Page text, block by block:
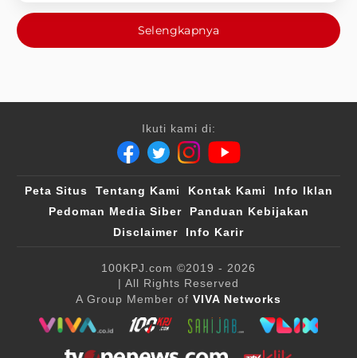
Selengkapnya
Ikuti kami di:
Peta Situs Tentang Kami Kontak Kami
Info Iklan
Pedoman Media Siber
Panduan Kebijakan
Disclaimer
Info Karir
100KPJ.com ©2019 - 2026
| All Rights Reserved
A Group Member of VIVA Networks